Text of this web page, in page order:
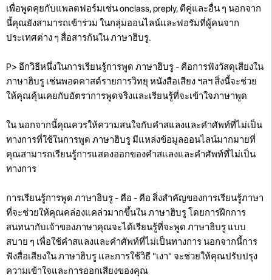
เพื่อพูดคุยกับแพลตฟอร์มเช่น onclass, preply, ตีคู่และอื่น ๆ นอกจาก
นี้คุณยังสามารถเข้าร่วม ในกลุ่มออนไลน์และฟอรัมที่ผู้คนจาก
ประเทศต่าง ๆ สื่อสารกันใน ภาษาฮิบรู.
P> อีกวิธีหนึ่งในการเรียนรู้การพูด ภาษาฮิบรู - คือการฟังวัสดุเสียงใน
ภาษาฮิบรู เช่นพอดคาสต์รายการวิทยุ หนังสือเสียง ฯลฯ สิ่งนี้จะช่วย
ให้คุณคุ้นเคยกับอัตราการพูดจริงและเรียนรู้ที่จะเข้าใจภาษาพูด
ใน นอกจากนี้คุณควรให้ความสนใจกับคำสแลงและคำศัพท์ที่ไม่เป็น
ทางการที่ใช้ในการพูด ภาษาฮิบรู มีแหล่งข้อมูลออนไลน์มากมายที่
คุณสามารถเรียนรู้การแสดงออกของคำสแลงและคำศัพท์ที่ไม่เป็น
ทางการ
การเรียนรู้การพูด ภาษาฮิบรู - คือ - คือ สิ่งสำคัญของการเรียนรู้ภาษา
ที่จะช่วยให้คุณคล่องแคล่วมากขึ้นใน ภาษาฮิบรู โดยการฝึกการ
สนทนากับเจ้าของภาษาคุณจะได้เรียนรู้ที่จะพูด ภาษาฮิบรู แบบ
สบาย ๆ เพื่อใช้คำสแลงและคำศัพท์ที่ไม่เป็นทางการ นอกจากนี้การ
ฟังสื่อเสียงใน ภาษาฮิบรู และการใช้วิธี "เงา" จะช่วยให้คุณปรับปรุง
ความเข้าใจและการออกเสียงของคุณ